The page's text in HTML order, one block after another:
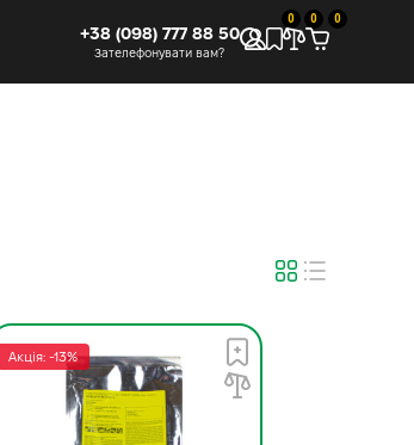
+38 (098) 777 88 50
Зателефонувати вам?
0 0 0
Акція: -13%